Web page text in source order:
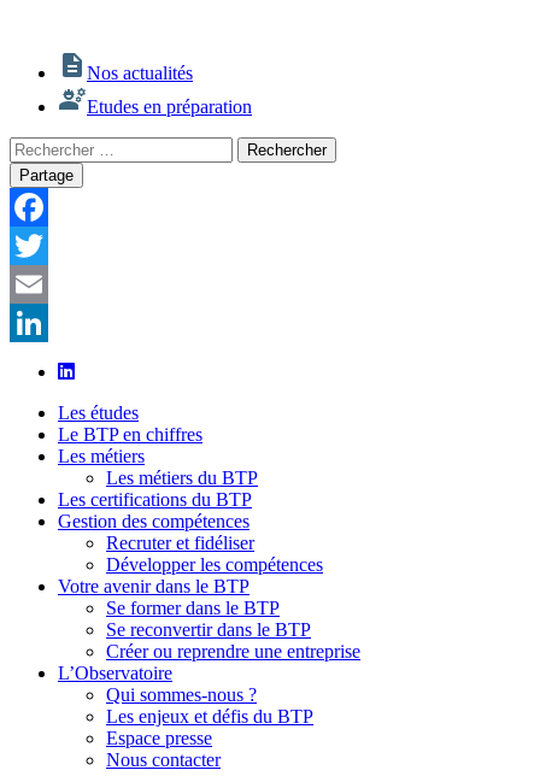
Nos actualités
Etudes en préparation
Rechercher
:
Rechercher
Partage
Facebook
Twitter
Email
LinkedIn
Les études
Le BTP en chiffres
Les métiers
Les métiers du BTP
Les certifications du BTP
Gestion des compétences
Recruter et fidéliser
Développer les compétences
Votre avenir dans le BTP
Se former dans le BTP
Se reconvertir dans le BTP
Créer ou reprendre une entreprise
L’Observatoire
Qui sommes-nous ?
Les enjeux et défis du BTP
Espace presse
Nous contacter